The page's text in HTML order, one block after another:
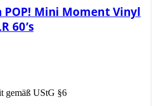
POP! Mini Moment Vinyl
60’s
gemäß UStG §6